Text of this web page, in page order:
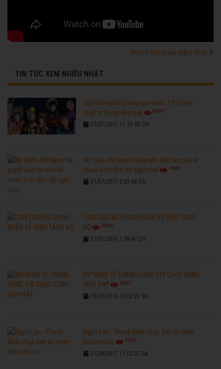
Xem thêm nhiều video khác
TIN TỨC XEM NHIỀU NHẤT
260 tuồng cải lương xưa trước 1975 hay
nhất từ trước đến nay
96207
17/07/2017 11:33:48 CH
Mr. Đàm, Hồ Ngọc Hà quyết add facebook
nhau vì tin đồn đã nghỉ chơi
76308
31/07/2017 5:03:06 CH
CON TRAI NS CHINH NHẪN VỀ CHỊU TANG
BỐ
42982
31/01/2016 1:08:47 CH
NỮ NGHỆ SĨ THANH HẰNG VỚI CUỘC SỐNG
HIỆN NAY
32581
18/05/2016 10:22:21 SA
Ngọc Lan - Thanh Bình chụp ảnh kỷ niệm
thời hẹn hò
17827
21/09/2017 11:02:37 SA